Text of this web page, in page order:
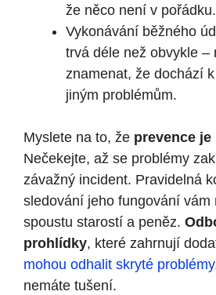
že něco není v pořádku.
Vykonávání běžného
trvá déle než obvykle –
znamenat, že dochází
jiným problémům.
Myslete na to, že prevence
Nečekejte, až se problémy
závažný incident. Pravidelná
sledování jeho fungování vám
spoustu starostí a peněz.
prohlídky, které zahrnují
mohou odhalit skryté problémy
nemáte tušení.